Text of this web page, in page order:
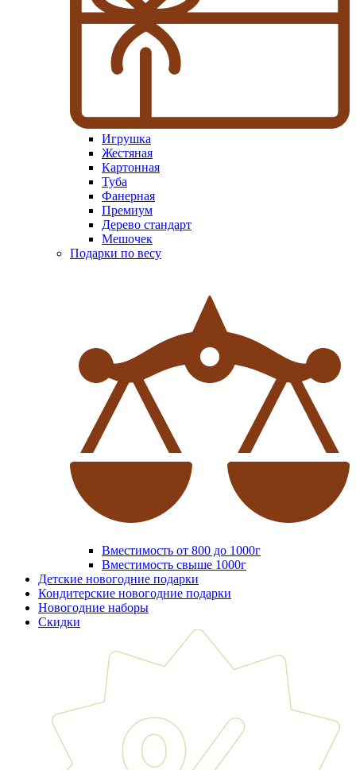
Игрушка
Жестяная
Картонная
Туба
Фанерная
Премиум
Дерево стандарт
Мешочек
Подарки по весу
Вместимость от 800 до 1000г
Вместимость свыше 1000г
Детские новогодние подарки
Кондитерские новогодние подарки
Новогодние наборы
Скидки